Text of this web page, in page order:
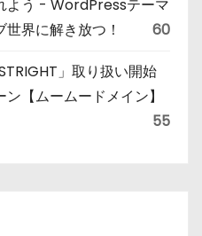
よう - WordPressテーマ
世界に解き放つ！
60
」取り扱い開始
【ムームードメイン】
55